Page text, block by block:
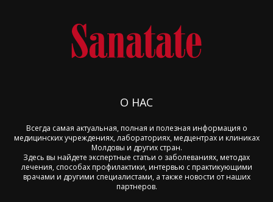
О НАС
Всегда самая актуальная, полная и полезная информация о
медицинских учреждениях, лабораториях, медцентрах и клиниках
Молдовы и других стран.
Здесь вы найдете экспертные статьи о заболеваниях, методах
лечения, способах профилактики, интервью с практикующими
врачами и другими специалистами, а также новости от наших
партнеров.